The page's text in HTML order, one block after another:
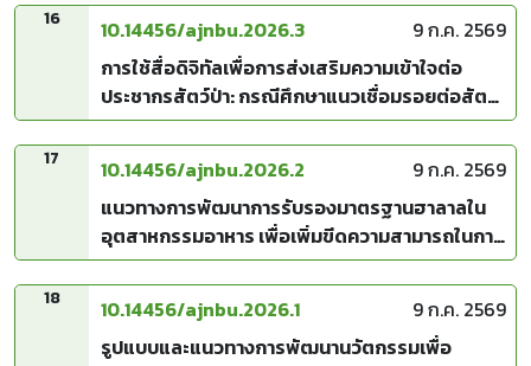
16 10.14456/ajnbu.2026.3
9 ก.ค. 2569
การใช้สื่อดิจิทัลเพื่อการส่งเสริมความเข้าใจต่อ
ประชากรสัตว์ป่า: กรณีศึกษาแนวเชื่อมรอยต่อสัตว์
ป่าทางหลวงหมายเลข 304 (อุทยานแห่งชาติเขา
ใหญ่-ทับลาน)
17 10.14456/ajnbu.2026.2
9 ก.ค. 2569
แนวทางการพัฒนาการรับรองมาตรฐานฮาลาลใน
อุตสาหกรรมอาหาร เพื่อเพิ่มขีดความสามารถในการ
แข่งขันของผู้ประกอบการไทย
18 10.14456/ajnbu.2026.1
9 ก.ค. 2569
รูปแบบและแนวทางการพัฒนานวัตกรรมเพื่อ